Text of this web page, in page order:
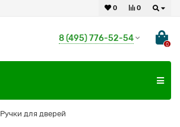
0
0
8 (495) 776-52-54
0
Ручки для дверей